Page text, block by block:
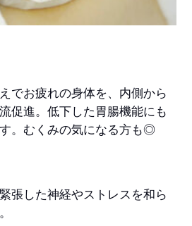
でお疲れの身体を、内側から
促進。低下した胃腸機能にも
。むくみの気になる方も◎
張した神経やストレスを和ら